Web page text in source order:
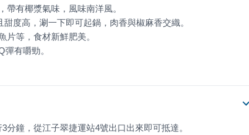
有嚼勁。
鐘，從江子翠捷運站4號出口出來即可抵達。